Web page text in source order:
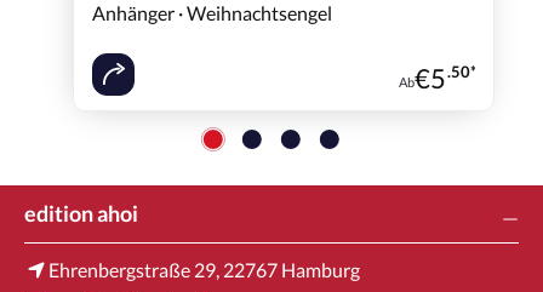
Anhänger · Weihnachtsengel
Ab€5.50*
edition ahoi
Ehrenbergstraße 29, 22767 Hamburg